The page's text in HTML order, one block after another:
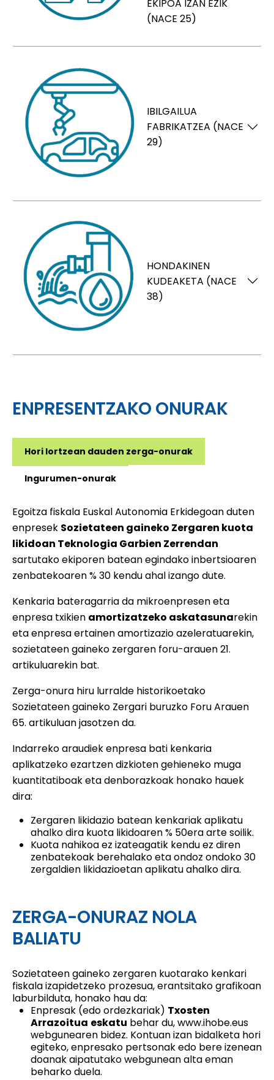
EKIPOA IZAN EZIK
(NACE 25)
IBILGAILUA
FABRIKATZEA (NACE
29)
HONDAKINEN
KUDEAKETA (NACE
38)
ENPRESENTZAKO ONURAK
Hori lortzean dauden zerga-onurak
Ingurumen-onurak
Egoitza fiskala Euskal Autonomia Erkidegoan duten
enpresek Sozietateen gaineko Zergaren kuota
likidoan Teknologia Garbien Zerrendan
sartutako ekiporen batean egindako inbertsioaren
zenbatekoaren % 30 kendu ahal izango dute.
Kenkaria bateragarria da mikroenpresen eta
enpresa txikien amortizatzeko askatasunarekin
eta enpresa ertainen amortizazio azeleratuarekin,
sozietateen gaineko zergaren foru-arauen 21.
artikuluarekin bat.
Zerga-onura hiru lurralde historikoetako
Sozietateen gaineko Zergari buruzko Foru Arauen
65. artikuluan jasotzen da.
Indarreko araudiek enpresa bati kenkaria
aplikatzeko ezartzen dizkioten gehieneko muga
kuantitatiboak eta denborazkoak honako hauek
dira:
Zergaren likidazio batean kenkariak aplikatu
ahalko dira kuota likidoaren % 50era arte soilik.
Kuota nahikoa ez izateagatik kendu ez diren
zenbatekoak berehalako eta ondoz ondoko 30
zergaldien likidazioetan aplikatu ahalko dira.
ZERGA-ONURAZ NOLA
BALIATU
Sozietateen gaineko zergaren kuotarako kenkari
fiskala izapidetzeko prozesua, erantsitako grafikoan
laburbilduta, honako hau da:
Enpresak (edo ordezkariak) Txosten
Arrazoitua eskatu behar du,www.ihobe.eus
webgunearen bidez. Kontuan izan bidalketa hori
egiteko, enpresako pertsonak edo bere izenean
doanak aipatutako webgunean alta eman
beharko duela.